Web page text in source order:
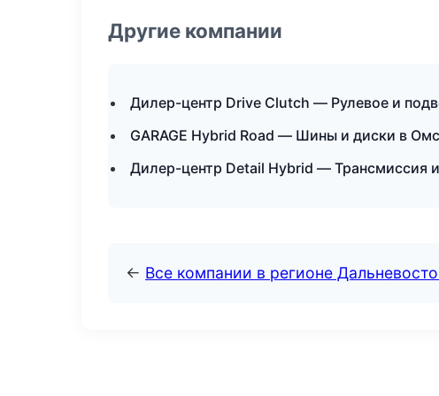
Другие компании
Дилер-центр Drive Clutch — Рулевое и
GARAGE Hybrid Road — Шины и диски в
Дилер-центр Detail Hybrid — Трансмиссия
← Все компании в регионе